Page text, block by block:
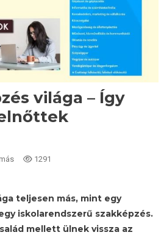
világa – Így
1291
teljesen más, mint egy
iskolarendszerű szakképzés.
mellett ülnek vissza az